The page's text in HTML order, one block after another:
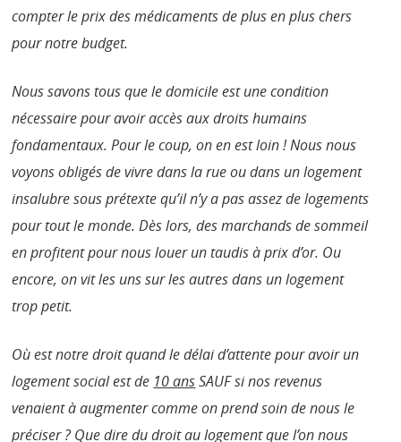
compter le prix des médicaments de plus en plus chers
pour notre budget.
Nous savons tous que le domicile est une condition
nécessaire pour avoir accès aux droits humains
fondamentaux. Pour le coup, on en est loin ! Nous nous
voyons obligés de vivre dans la rue ou dans un logement
insalubre sous prétexte qu’il n’y a pas assez de logements
pour tout le monde. Dès lors, des marchands de sommeil
en profitent pour nous louer un taudis à prix d’or. Ou
encore, on vit les uns sur les autres dans un logement
trop petit.
Où est notre droit quand le délai d’attente pour avoir un
logement social est de 10 ansSAUF si nos revenus
venaient à augmenter comme on prend soin de nous le
préciser ? Que dire du droit au logement que l’on nous